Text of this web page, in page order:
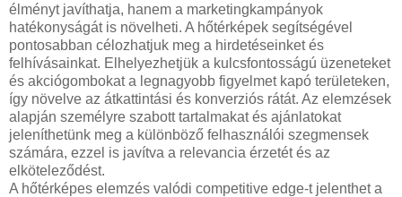
élményt javíthatja, hanem a marketingkampányok
hatékonyságát is növelheti. A hőtérképek segítségével
pontosabban célozhatjuk meg a hirdetéseinket és
felhívásainkat. Elhelyezhetjük a kulcsfontosságú üzeneteket
és akciógombokat a legnagyobb figyelmet kapó területeken,
így növelve az átkattintási és konverziós rátát. Az elemzések
alapján személyre szabott tartalmakat és ajánlatokat
jeleníthetünk meg a különböző felhasználói szegmensek
számára, ezzel is javítva a relevancia érzetét és az
elköteleződést.
A hőtérképes elemzés valódi competitive edge-t jelenthet a